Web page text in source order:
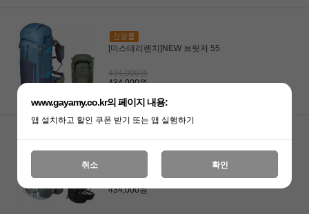
[미스테리랜치]NEW 브릿저 55
434,000원
434,000원
[미스테리랜치]NEW 브릿저 55 우먼즈
434,000원
434,000원
www.gayamy.co.kr의 페이지 내용:
앱 설치하고 할인 쿠폰 받기 또는 앱 실행하기
취소 확인